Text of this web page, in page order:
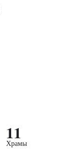
11
Храмы